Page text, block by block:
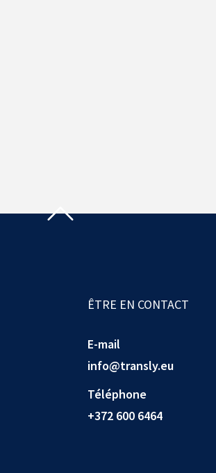
ÊTRE EN CONTACT
E-mail
info@transly.eu
Téléphone
+372 600 6464